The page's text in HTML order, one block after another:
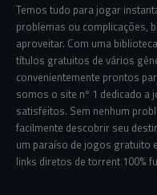
Temos tudo para jogar
problemas ou complicações,
aproveitar. Com uma
títulos gratuitos de vários
convenientemente prontos
somos o site nº 1 dedicado a
satisfeitos. Sem nenhum
facilmente descobrir seu
um paraíso de jogos gratuito
links diretos de torrent 100%